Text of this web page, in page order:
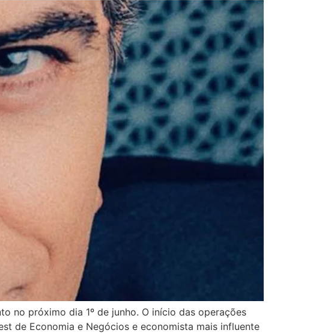
no próximo dia 1º de junho. O início das operações
de Economia e Negócios e economista mais influente